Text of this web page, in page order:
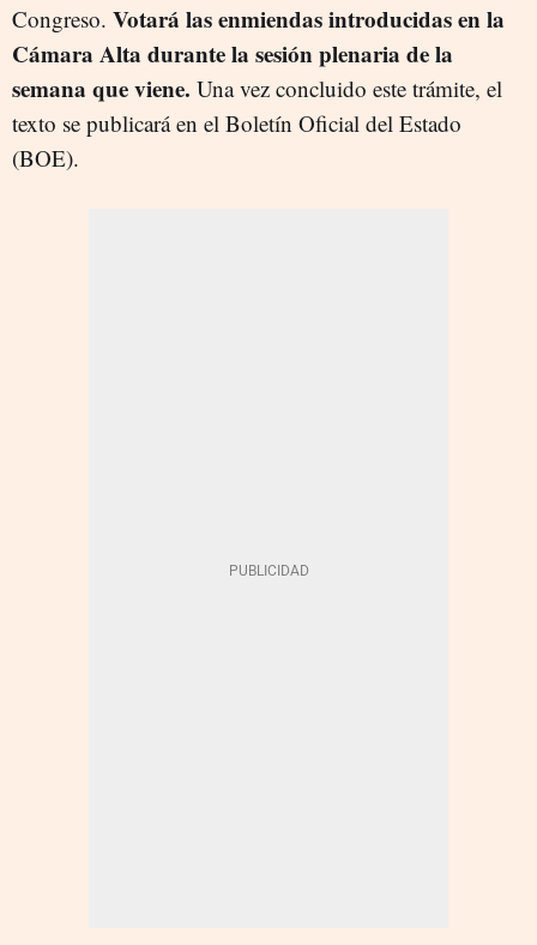
Congreso. Votará las enmiendas introducidas en la
Cámara Alta durante la sesión plenaria de la
semana que viene. Una vez concluido este trámite, el
texto se publicará en el Boletín Oficial del Estado
(BOE).